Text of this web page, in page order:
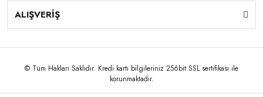
ALIŞVERİŞ
© Tüm Hakları Saklıdır. Kredi kartı bilgileriniz 256bit SSL sertifikası ile
korunmaktadır.